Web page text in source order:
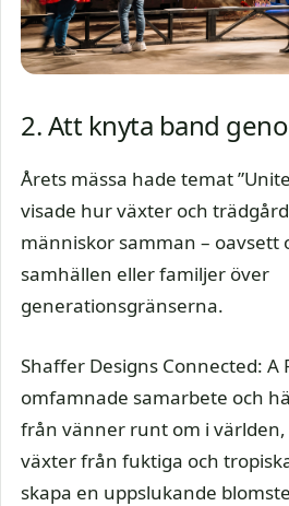
2. Att knyta band
Årets mässa hade temat
visade hur växter och
människor samman – oavsett
samhällen eller familjer över
generationsgränserna.
Shaffer Designs Connected: A
omfamnade samarbete och
från vänner runt om i
växter från fuktiga och
skapa en uppslukande